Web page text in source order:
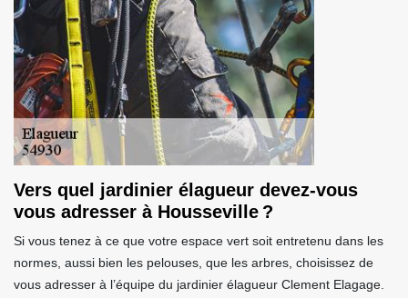
Vers quel jardinier élagueur devez-vous
vous adresser à Housseville ?
Si vous tenez à ce que votre espace vert soit entretenu dans les
normes, aussi bien les pelouses, que les arbres, choisissez de
vous adresser à l’équipe du jardinier élagueur Clement Elagage.